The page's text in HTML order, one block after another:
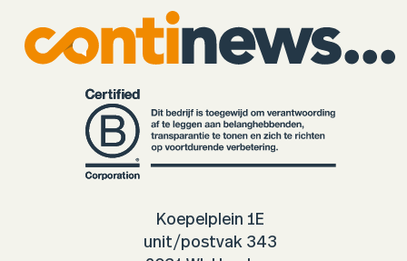
Koepelplein 1E
unit/postvak 343